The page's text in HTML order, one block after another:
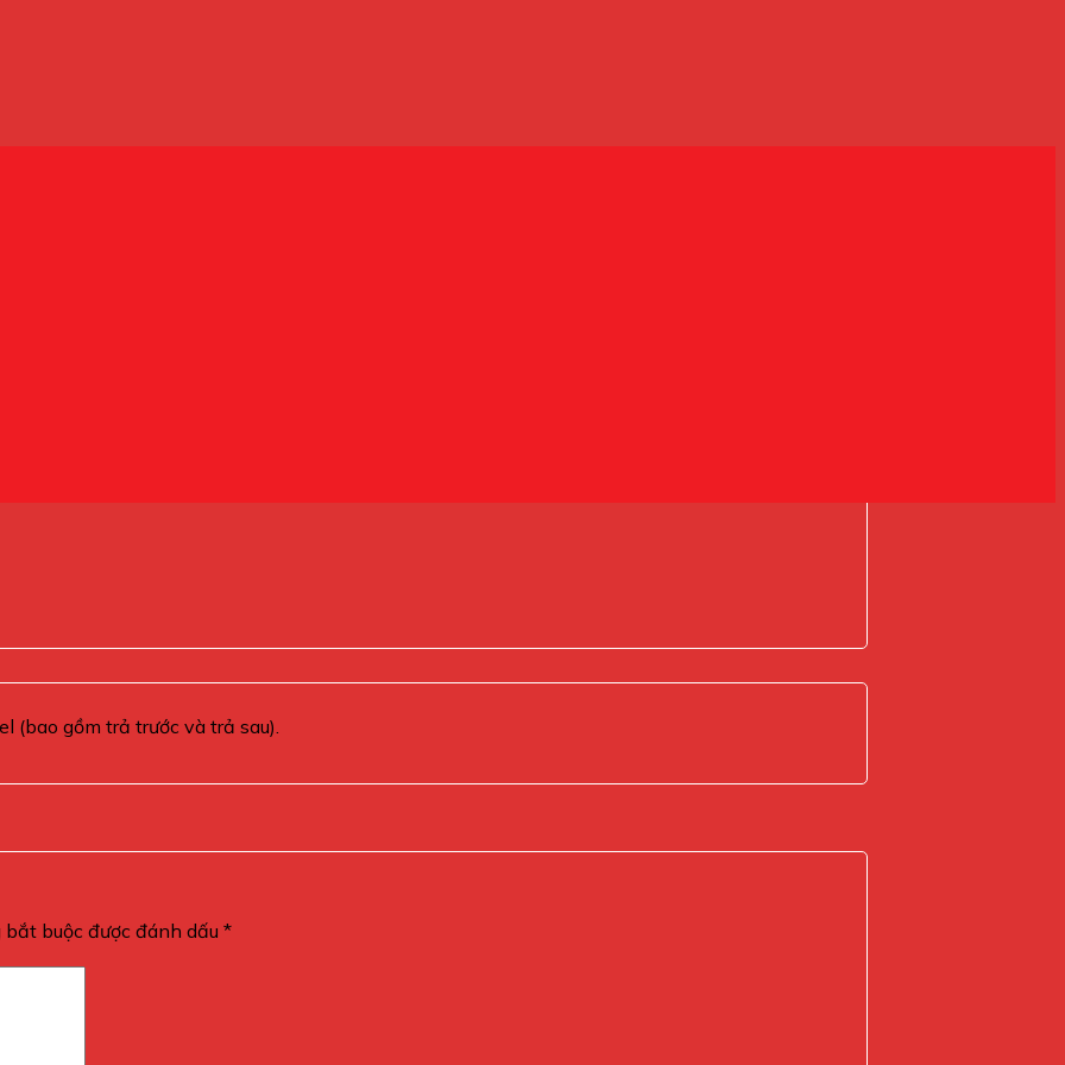
(bao gồm trả trước và trả sau).
bắt buộc được đánh dấu *